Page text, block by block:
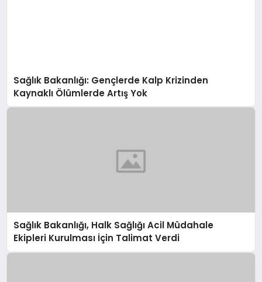
Sağlık Bakanlığı: Gençlerde Kalp Krizinden
Kaynaklı Ölümlerde Artış Yok
Sağlık Bakanlığı, Halk Sağlığı Acil Müdahale
Ekipleri Kurulması İçin Talimat Verdi